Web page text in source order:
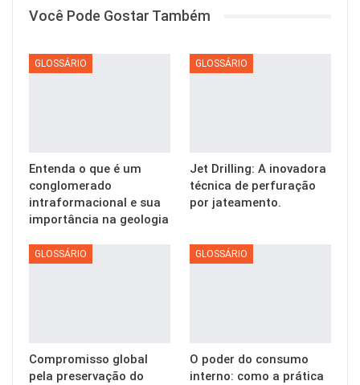
Você Pode Gostar Também
GLOSSÁRIO
Entenda o que é um
conglomerado
intraformacional e sua
importância na geologia
GLOSSÁRIO
Jet Drilling: A inovadora
técnica de perfuração
por jateamento.
GLOSSÁRIO
Compromisso global
pela preservação do
GLOSSÁRIO
O poder do consumo
interno: como a prática